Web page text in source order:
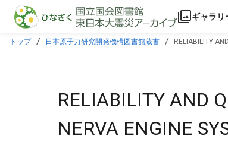
本文に飛ぶ
ギャラリ
トップ 日本原子力研究開発機構図書館蔵書 RELIABILITY
RELIABILITY AND
NERVA ENGINE